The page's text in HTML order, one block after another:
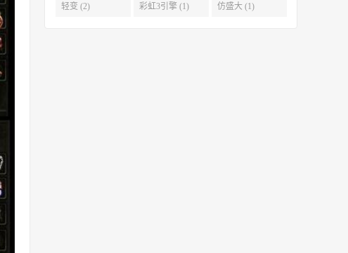
轻变 (2) 彩虹3引擎 (1) 仿盛大 (1)